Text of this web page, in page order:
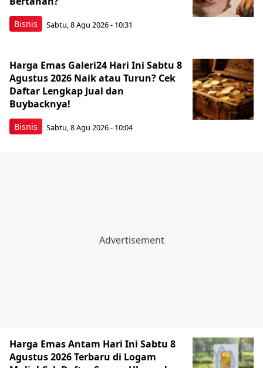
Bisnis Sabtu, 8 Agu 2026 - 10:31
Bisnis
Harga Emas Galeri24 Hari Ini Sabtu 8
Agustus 2026 Naik atau Turun? Cek
Daftar Lengkap Jual dan
Buybacknya!
Sabtu, 8 Agu 2026 - 10:04
Harga Emas Antam Hari Ini Sabtu 8
Agustus 2026 Terbaru di Logam